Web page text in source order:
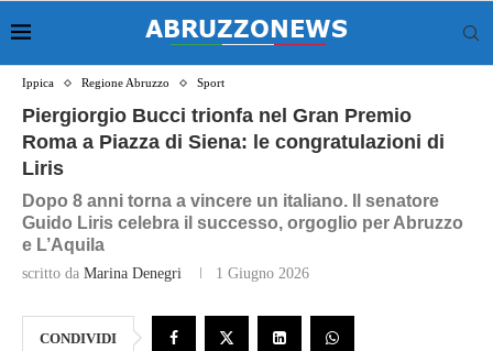
Ippica Regione Abruzzo Sport
Piergiorgio Bucci trionfa nel Gran Premio
Roma a Piazza di Siena: le congratulazioni di
Liris
Dopo 8 anni torna a vincere un italiano. Il senatore
Guido Liris celebra il successo, orgoglio per Abruzzo
e L’Aquila
scritto da Marina Denegri 1 Giugno 2026
CONDIVIDI